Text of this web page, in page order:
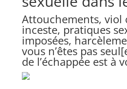
Attouchements, viol
inceste, pratiques
imposées,
vous n’êtes pas
de l’échappée est à